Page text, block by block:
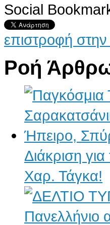
Social
επιστροφή
Ροή
Διάκριση
Χαρ. Τάγκα!